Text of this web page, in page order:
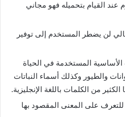
القيام بتحميله فهو مجاني
لن يضطر المستخدم إلى توفير
المستخدمة في الحياة
والطيور وكذلك أسماء النباتات
من الكلمات باللغة الإنجليزية.
على المعنى المقصود بها